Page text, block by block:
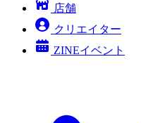
店舗
クリエイター
ZINEイベント